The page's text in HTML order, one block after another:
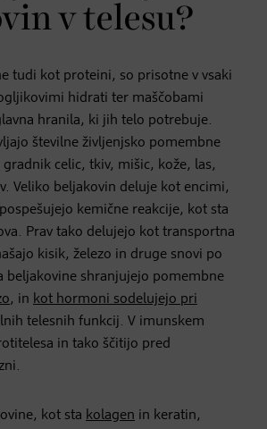
v telesu?
tudi kot proteini, so prisotne v vsaki
hidrati ter maščobami
hranila, ki jih telo potrebuje.
številne življenjsko pomembne
celic, tkiv, mišic, kože, las,
Veliko beljakovin deluje kot encimi,
kemične reakcije, kot sta
Prav tako delujejo kot transportna
kisik, železo in druge snovi po
beljakovine shranjujejo pomembne
, in kot hormoni sodelujejo pri
telesnih funkcij. V imunskem
in tako ščitijo pred
kot sta kolagen in keratin,